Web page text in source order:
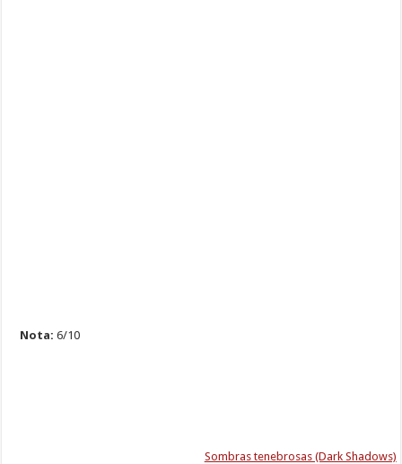
Sombras tenebrosas (Dark Shadows)
Nota: 6/10